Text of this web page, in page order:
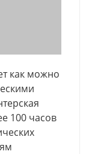
как можно
100 часов